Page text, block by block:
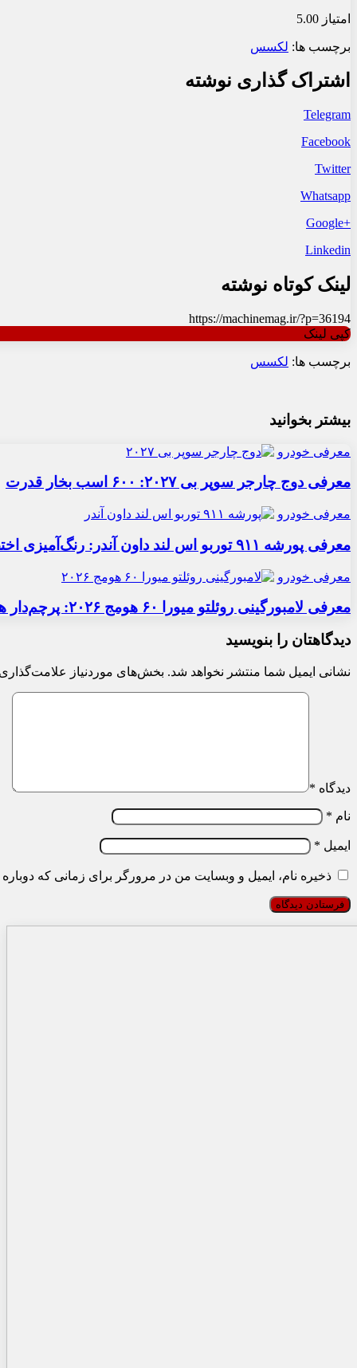
امتیاز 5.00
برچسب ها: لکسس
اشتراک گذاری نوشته
Telegram
Facebook
Twitter
Whatsapp
+Google
Linkedin
لینک کوتاه نوشته
https://machinemag.ir/?p=36194
کپی لینک
برچسب ها: لکسس
بیشتر بخوانید
معرفی خودرو
معرفی دوج چارجر سوپر بی ۲۰۲۷: ۶۰۰ اسب بخار قدرت
معرفی خودرو
معرفی پورشه ۹۱۱ توربو اس لند داون آندر: رنگ‌آمیزی اختصاصی
معرفی خودرو
معرفی لامبورگینی روئلتو میورا ۶۰ هومج ۲۰۲۶: پرچم‌دار هیبریدی
دیدگاهتان را بنویسید
نشانی ایمیل شما منتشر نخواهد شد. بخش‌های موردنیاز
دیدگاه *
نام *
ایمیل *
ذخیره نام، ایمیل و وبسایت من در مرورگر برای زمانی که